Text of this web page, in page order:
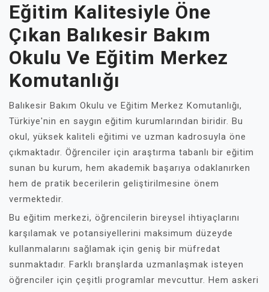
Eğitim Kalitesiyle Öne
Çıkan Balıkesir Bakım
Okulu Ve Eğitim Merkez
Komutanlığı
Balıkesir Bakım Okulu ve Eğitim Merkez Komutanlığı,
Türkiye'nin en saygın eğitim kurumlarından biridir. Bu
okul, yüksek kaliteli eğitimi ve uzman kadrosuyla öne
çıkmaktadır. Öğrenciler için araştırma tabanlı bir eğitim
sunan bu kurum, hem akademik başarıya odaklanırken
hem de pratik becerilerin geliştirilmesine önem
vermektedir.
Bu eğitim merkezi, öğrencilerin bireysel ihtiyaçlarını
karşılamak ve potansiyellerini maksimum düzeyde
kullanmalarını sağlamak için geniş bir müfredat
sunmaktadır. Farklı branşlarda uzmanlaşmak isteyen
öğrenciler için çeşitli programlar mevcuttur. Hem askeri